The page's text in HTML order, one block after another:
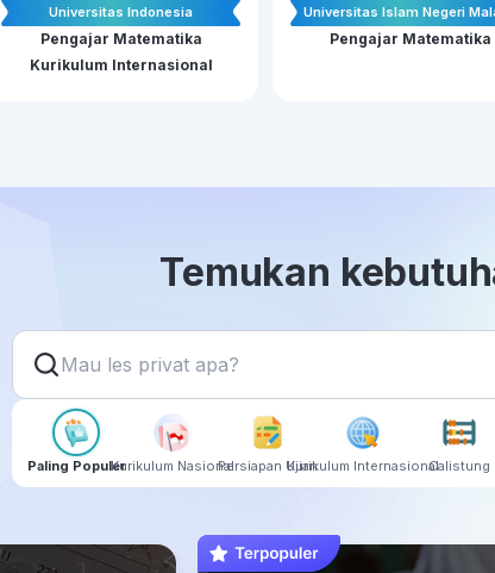
Universitas Indonesia
Pengajar Matematika
Kurikulum Internasional
Universitas Islam Negeri
Pengajar Matematika
Temukan
Mau les privat apa?
Paling PopulerKurikulum NasionalPersiapan UjianKurikulum InternasionalCalistung